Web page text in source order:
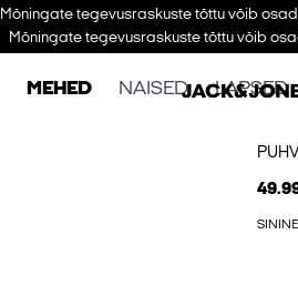
Mõningate tegevusraskuste tõttu võib
Mõningate tegevusraskuste tõttu võib
MEHED NAISED LAPSED